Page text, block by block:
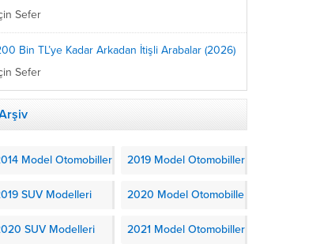
Sefer
Bin TL’ye Kadar Arkadan İtişli Arabalar (2026)
Sefer
Model Otomobiller 2019 Model Otomobiller
SUV Modelleri 2020 Model Otomobiller
SUV Modelleri 2021 Model Otomobiller